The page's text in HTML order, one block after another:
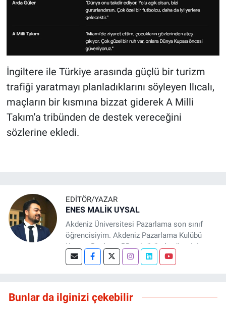
İngiltere ile Türkiye arasında güçlü bir turizm
trafiği yaratmayı planladıklarını söyleyen Ilıcalı,
maçların bir kısmına bizzat giderek A Milli
Takım'a tribünden de destek vereceğini
sözlerine ekledi.
EDITÖR/YAZAR
ENES MALİK UYSAL
Akdeniz Üniversitesi Pazarlama son sınıf
öğrencisiyim. Akdeniz Pazarlama Kulübü
Kurucu Başkanı, PR sektöründe yönetici
asistanı ve Basın Antalya sitesinde editör
dürüst, stratejik ve veri odaklı içerikler
üretmeye odaklanıyorum. Marka iletişimi ve
Bunlar da ilginizi çekebilir